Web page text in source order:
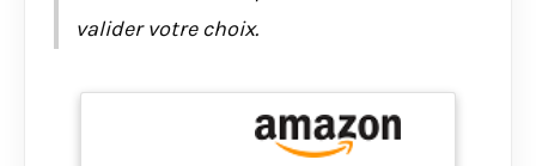
valider votre choix.